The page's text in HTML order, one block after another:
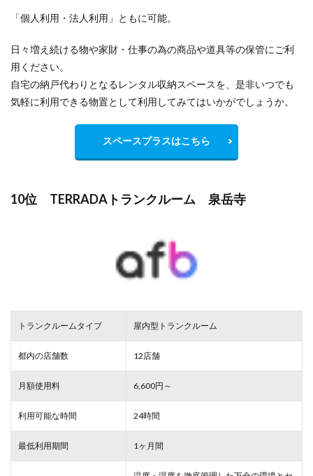
「個人利用・法人利用」ともに可能。
日々増え続ける物や家財・仕事の為の商品や道具等の保管にご利
用ください。
自宅の納戸代わりとなるレンタル収納スペースを、是非いつでも
気軽に利用できる物置として利用してみてはいかがでしょうか。
スペースプラスはこちら
10位 TERRADAトランクルーム 泉岳寺
トランクルームタイプ 屋内型トランクルーム
都内の店舗数 12店舗
月額使用料 6,600円～
利用可能な時間 24時間
最低利用期間 1ヶ月間